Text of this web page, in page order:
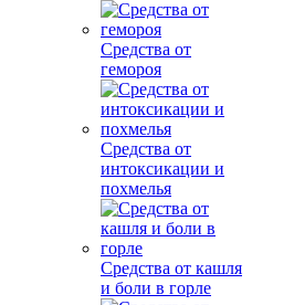
Средства от
гемороя
Средства от
интоксикации и
похмелья
Средства от кашля
и боли в горле